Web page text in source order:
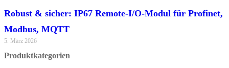
Robust & sicher: IP67 Remote-I/O-Modul für Profinet,
Modbus, MQTT
5. März 2026
Produktkategorien